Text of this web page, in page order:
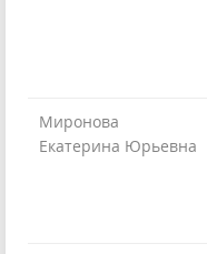
Миронова
Екатерина Юрьевна